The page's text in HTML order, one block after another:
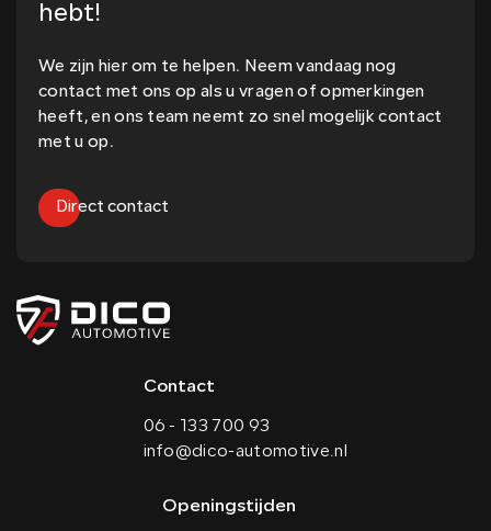
hebt!
We zijn hier om te helpen. Neem vandaag nog
contact met ons op als u vragen of opmerkingen
heeft, en ons team neemt zo snel mogelijk contact
met u op.
Direct contact
Contact
06 - 133 700 93
info@dico-automotive.nl
Openingstijden